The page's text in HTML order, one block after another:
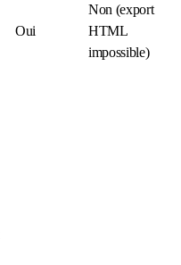
Oui
Non (export
HTML
impossible)